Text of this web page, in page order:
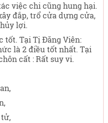
việc chi cũng hung hại.
đắp, trổ cửa dựng cửa,
lợi.
tốt. Tại Tị Đăng Viên:
là 2 điều tốt nhất. Tại
cất : Rất suy vi.